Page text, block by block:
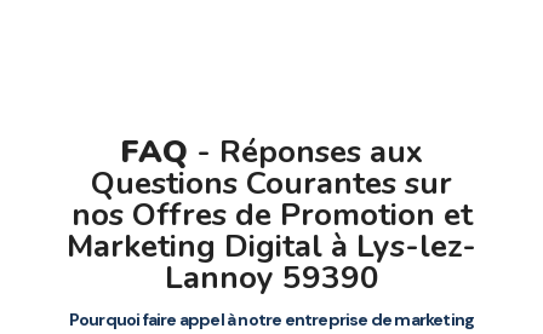
FAQ - Réponses aux
Questions Courantes sur
nos Offres de Promotion et
Marketing Digital à Lys-lez-
Lannoy 59390
Pourquoi faire appel à notre entreprise de marketing